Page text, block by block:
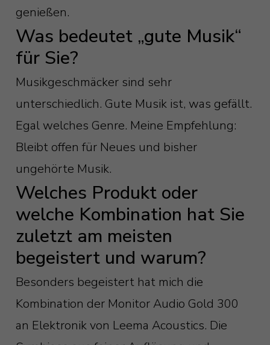
genießen.
Was bedeutet „gute Musik“
für Sie?
Musikgeschmäcker sind sehr
unterschiedlich. Gute Musik ist, was gefällt.
Egal welches Genre. Meine Empfehlung:
Bleibt offen für Neues und bisher
ungehörte Musik.
Welches Produkt oder
welche Kombination hat Sie
zuletzt am meisten
begeistert und warum?
Besonders begeistert hat mich die
Kombination der Monitor Audio Gold 300
an Elektronik von Leema Acoustics. Die